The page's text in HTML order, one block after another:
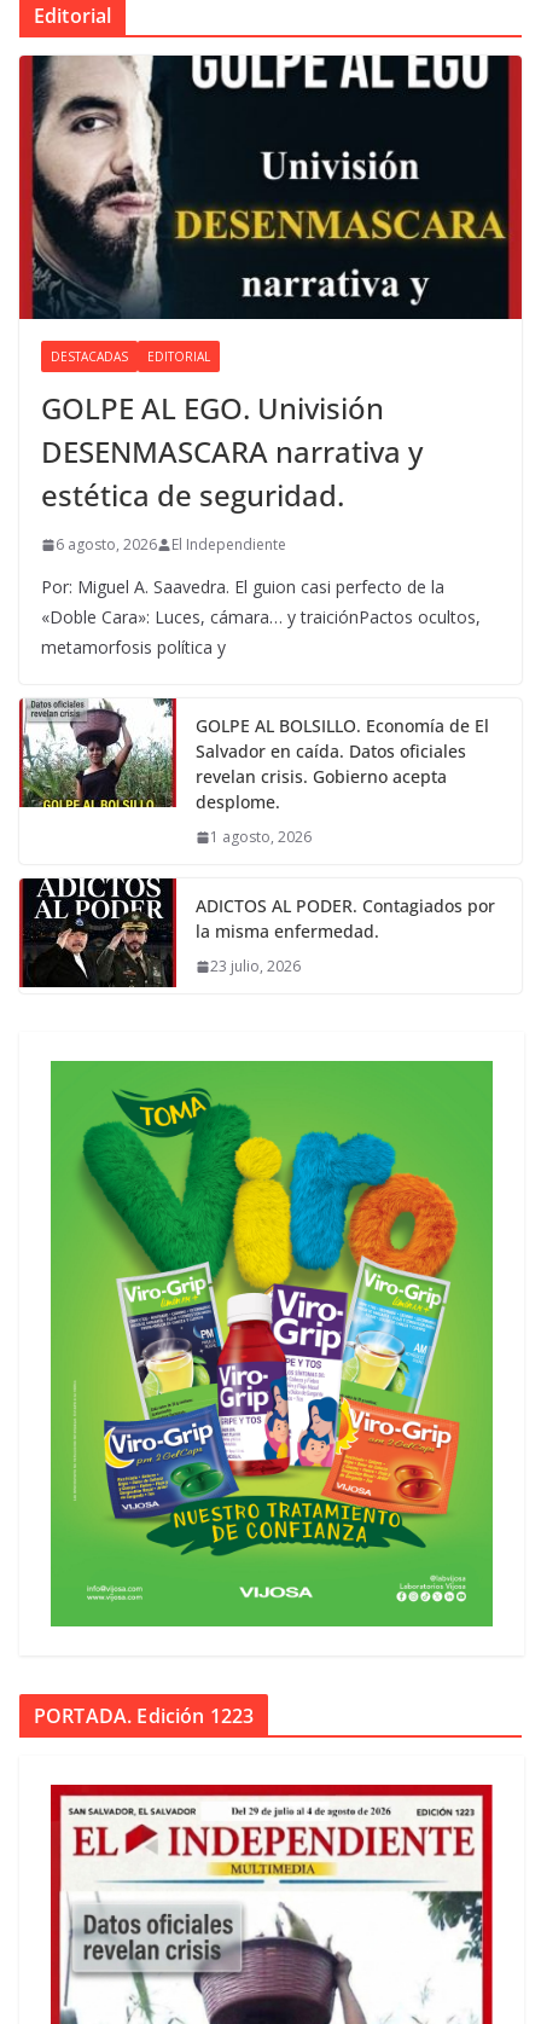
Editorial
DESTACADAS EDITORIAL
GOLPE AL EGO. Univisión
DESENMASCARA narrativa y
estética de seguridad.
6 agosto, 2026 El Independiente
Por: Miguel A. Saavedra. El guion casi perfecto de la
«Doble Cara»: Luces, cámara… y traiciónPactos ocultos,
metamorfosis política y
GOLPE AL BOLSILLO. Economía de El
Salvador en caída. Datos oficiales
revelan crisis. Gobierno acepta
desplome.
1 agosto, 2026
ADICTOS AL PODER. Contagiados por
la misma enfermedad.
23 julio, 2026
PORTADA. Edición 1223